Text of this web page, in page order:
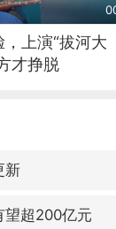
上演“拔河大
才挣脱
新
望超200亿元